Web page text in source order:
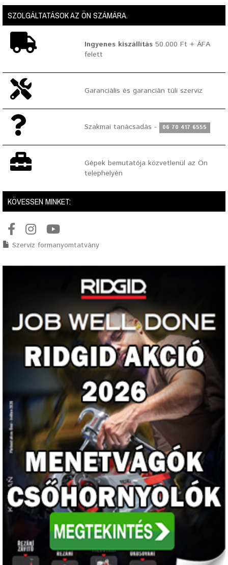
SZOLGÁLTATÁSOK AZ ÖN SZÁMÁRA.
Ingyenes kiszállítás50.000 Ft + ÁFA
felett
Garanciális és garancián túli szerviz
Szakmai tanácsadás - 06 70 417 6555
Gépek bemutatója közvetlenül az Ön
telephelyén
KÖVESSEN MINKET:
Szervíz formanyomtatvány